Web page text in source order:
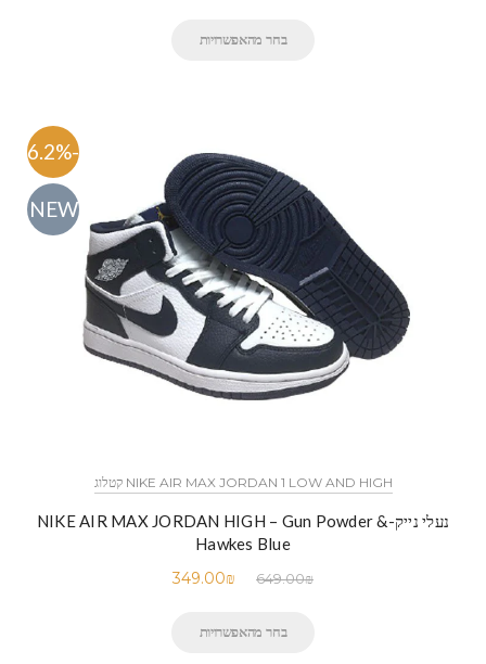
בחר מהאפשרויות
-46.2%
NEW
NIKE AIR MAX JORDAN 1 LOW AND HIGH קטלוג
נעלי נייק-NIKE AIR MAX JORDAN HIGH – Gun Powder &
Hawkes Blue
649.00₪
349.00₪
בחר מהאפשרויות